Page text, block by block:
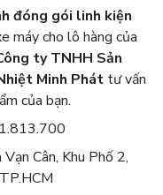
đóng gói linh kiện
máy cho lô hàng của
ty TNHH Sản
Minh Phát tư vấn
của bạn.
Cân, Khu Phố 2,